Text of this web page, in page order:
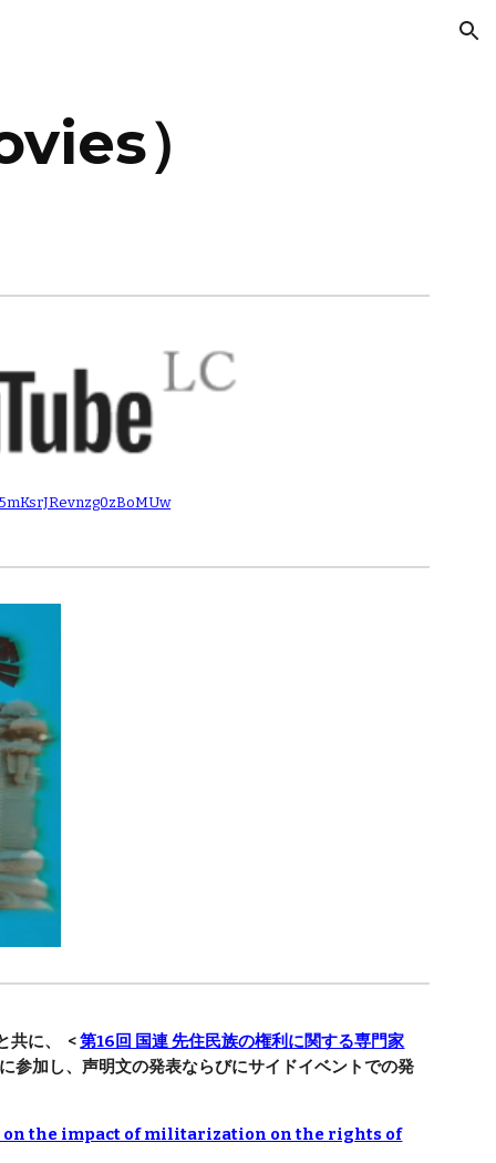
）
共に、 <第16回 国連 先住民族の権利に関する専門家
参加し、声明文の発表ならびにサイドイベントでの発
on the impact of militarization on the rights of